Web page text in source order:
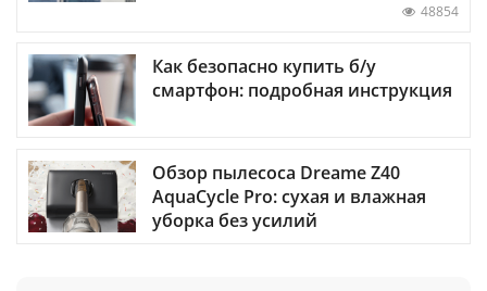
48854
Как безопасно купить б/у
смартфон: подробная инструкция
Обзор пылесоса Dreame Z40
AquaCycle Pro: сухая и влажная
уборка без усилий